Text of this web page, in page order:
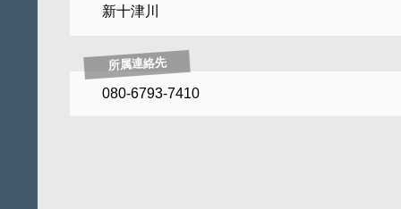
新十津川
所属連絡先
080-6793-7410